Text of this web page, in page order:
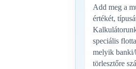
Add meg a
értékét,
speciális
melyik banki/
törlesztőre